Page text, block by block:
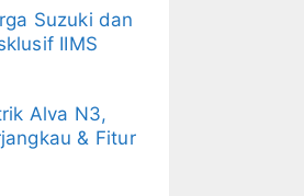
Suzuki dan
IIMS
Alva N3,
& Fitur